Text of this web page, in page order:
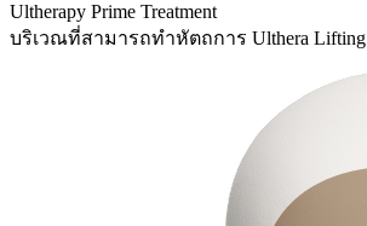
Ultherapy Prime Treatment
บริเวณที่สามารถทำหัตถการ Ulthera Lifting